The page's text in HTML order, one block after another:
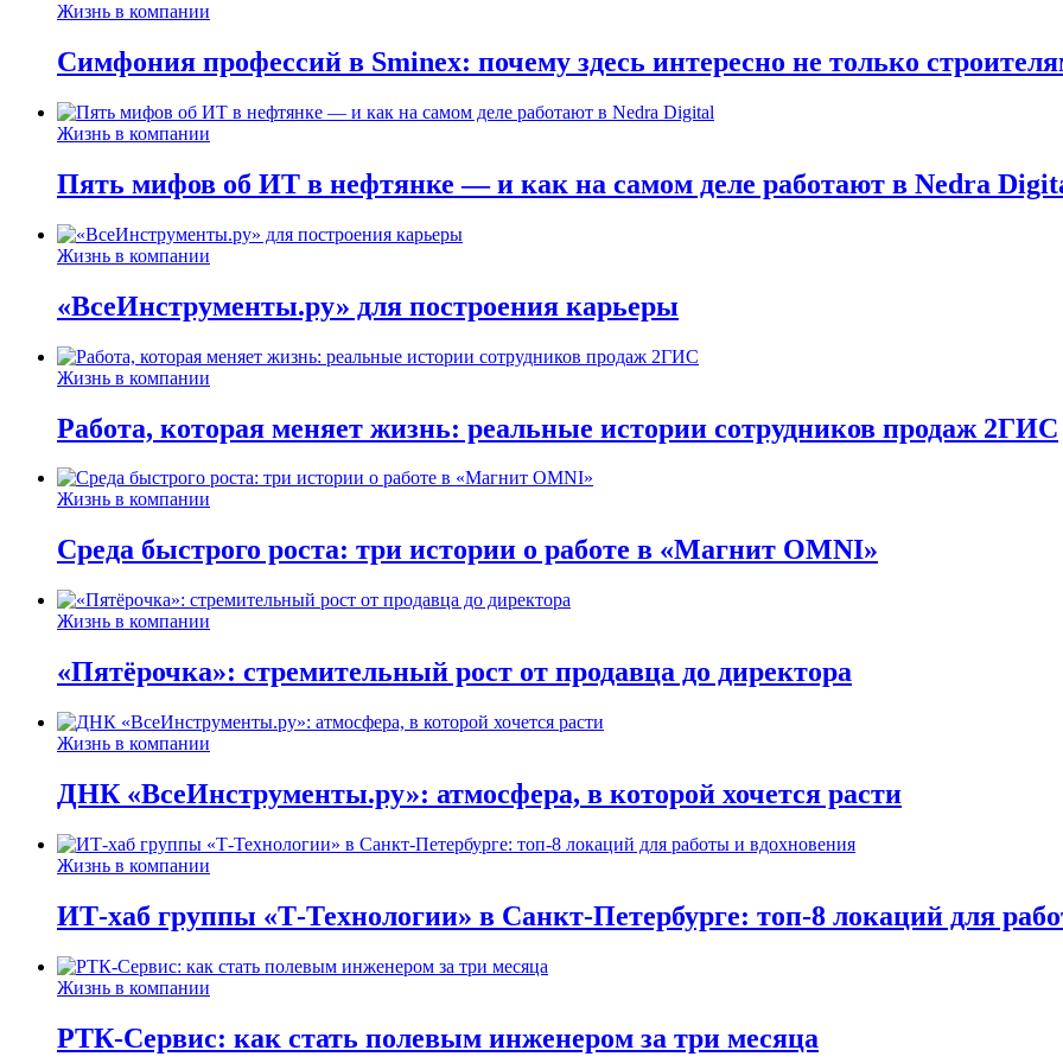
Жизнь в компании
Симфония профессий в Sminex: почему здесь интересно не только
Жизнь в компании
Пять мифов об ИТ в нефтянке — и как на самом деле работают в Nedra
Жизнь в компании
«ВсеИнструменты.ру» для построения карьеры
Жизнь в компании
Работа, которая меняет жизнь: реальные истории сотрудников продаж 2ГИС
Жизнь в компании
Среда быстрого роста: три истории о работе в «Магнит OMNI»
Жизнь в компании
«Пятёрочка»: стремительный рост от продавца до директора
Жизнь в компании
ДНК «ВсеИнструменты.ру»: атмосфера, в которой хочется расти
Жизнь в компании
ИТ-хаб группы «Т-Технологии» в Санкт-Петербурге: топ-8 локаций для
Жизнь в компании
РТК-Сервис: как стать полевым инженером за три месяца